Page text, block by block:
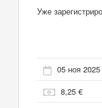
Уже
05 ноя
8,25 €